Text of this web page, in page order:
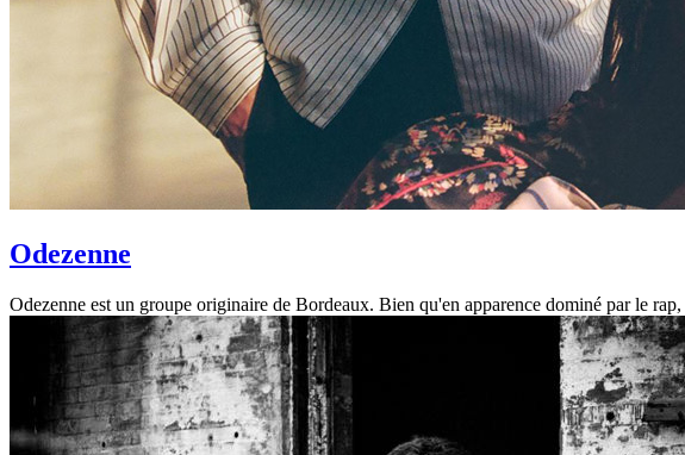
Odezenne
Odezenne est un groupe originaire de Bordeaux. Bien qu'en apparence dominé par le